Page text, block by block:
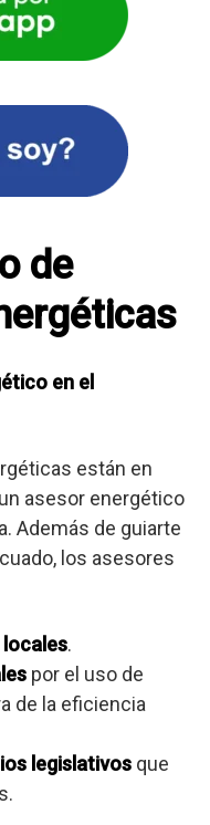
de
en el
están en
asesor energético
Además de guiarte
los asesores
.
por el uso de
de la eficiencia
legislativos que